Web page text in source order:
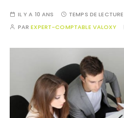
IL Y A 10 ANS TEMPS DE
PAREXPERT-COMPTABLE VALOXY